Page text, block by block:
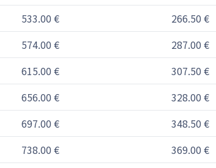
533.00 €
266.50 €
574.00 €
287.00 €
615.00 €
307.50 €
656.00 €
328.00 €
697.00 €
348.50 €
738.00 €
369.00 €